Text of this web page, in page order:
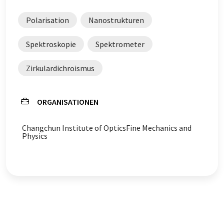
Polarisation Nanostrukturen
Spektroskopie Spektrometer
Zirkulardichroismus
ORGANISATIONEN
Changchun Institute of OpticsFine Mechanics and
Physics